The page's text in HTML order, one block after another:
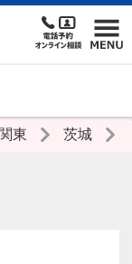
東 茨城